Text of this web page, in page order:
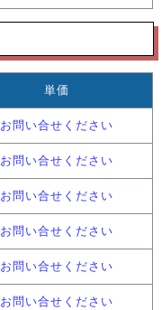
単価
お問い合せください
お問い合せください
お問い合せください
お問い合せください
お問い合せください
お問い合せください